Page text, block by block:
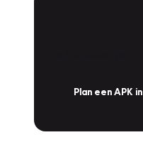
Plan een APK in